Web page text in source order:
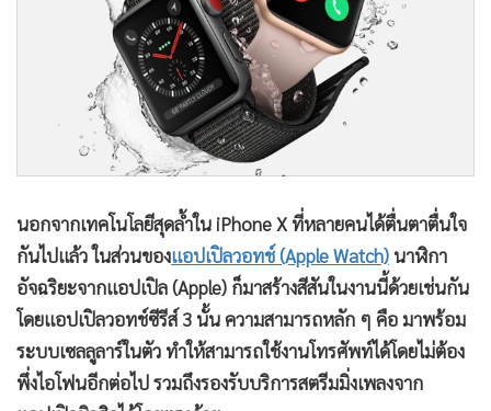
ต่างประเทศ
Special Scoop
• จีน
• ชุมชน-คุณภาพชีวิต
• อาชญากรรม
• Motoring
• เกม
• วิทยาศาสตร์
นอกจากเทคโนโลยีสุดล้ำใน iPhone X ที่หลายคนได้ตื่นตาตื่นใจ
กันไปแล้ว ในส่วนของแอปเปิลวอทช์ (Apple Watch) นาฬิกา
อัจฉริยะจากแอปเปิล (Apple) ก็มาสร้างสีสันในงานนี้ด้วยเช่นกัน
โดยแอปเปิลวอทช์ซีรีส์ 3 นั้น ความสามารถหลัก ๆ คือ มาพร้อม
ระบบเซลลูลาร์ในตัว ทำให้สามารถใช้งานโทรศัพท์ได้โดยไม่ต้อง
พึ่งไอโฟนอีกต่อไป รวมถึงรองรับบริการสตรีมมิ่งเพลงจาก